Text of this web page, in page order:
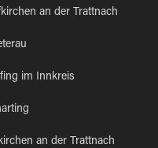
an der Trattnach
im Innkreis
an der Trattnach